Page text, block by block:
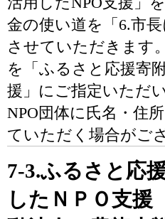
金の使い道を「6.市
させていただきます
を「ふるさと応援寄
援」にご指定いただ
NPO団体に氏名・住
ていただく場合がご
7-3.ふるさと応
したＮＰＯ支援